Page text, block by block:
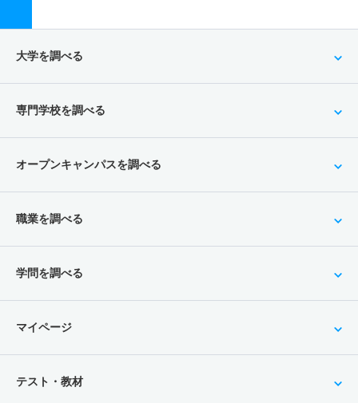
大学を調べる
専門学校を調べる
オープンキャンパスを調べる
職業を調べる
学問を調べる
マイページ
テスト・教材